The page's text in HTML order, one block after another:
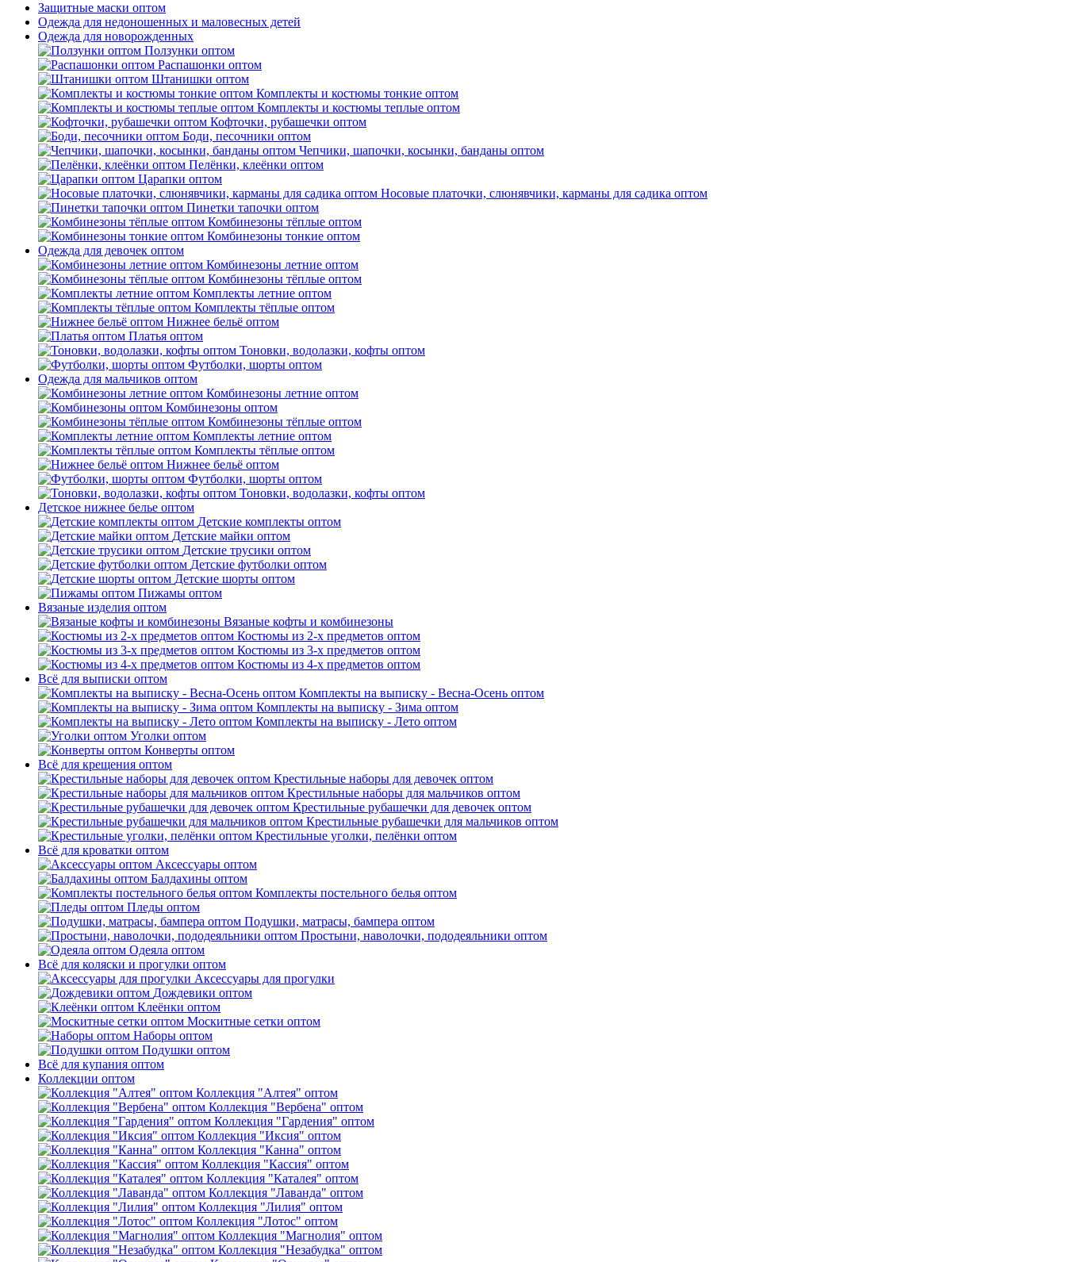
Защитные маски оптом
Одежда для недоношенных и маловесных детей
Одежда для новорожденных
Ползунки оптом
Распашонки оптом
Штанишки оптом
Комплекты и костюмы тонкие оптом
Комплекты и костюмы теплые оптом
Кофточки, рубашечки оптом
Боди, песочники оптом
Чепчики, шапочки, косынки, банданы оптом
Пелёнки, клеёнки оптом
Царапки оптом
Носовые платочки, слюнявчики, карманы для садика оптом
Пинетки тапочки оптом
Комбинезоны тёплые оптом
Комбинезоны тонкие оптом
Одежда для девочек оптом
Комбинезоны летние оптом
Комбинезоны тёплые оптом
Комплекты летние оптом
Комплекты тёплые оптом
Нижнее бельё оптом
Платья оптом
Тоновки, водолазки, кофты оптом
Футболки, шорты оптом
Одежда для мальчиков оптом
Комбинезоны летние оптом
Комбинезоны оптом
Комбинезоны тёплые оптом
Комплекты летние оптом
Комплекты тёплые оптом
Нижнее бельё оптом
Футболки, шорты оптом
Тоновки, водолазки, кофты оптом
Детское нижнее белье оптом
Детские комплекты оптом
Детские майки оптом
Детские трусики оптом
Детские футболки оптом
Детские шорты оптом
Пижамы оптом
Вязаные изделия оптом
Вязаные кофты и комбинезоны
Костюмы из 2-х предметов оптом
Костюмы из 3-х предметов оптом
Костюмы из 4-х предметов оптом
Всё для выписки оптом
Комплекты на выписку - Весна-Осень оптом
Комплекты на выписку - Зима оптом
Комплекты на выписку - Лето оптом
Уголки оптом
Конверты оптом
Всё для крещения оптом
Крестильные наборы для девочек оптом
Крестильные наборы для мальчиков оптом
Крестильные рубашечки для девочек оптом
Крестильные рубашечки для мальчиков оптом
Крестильные уголки, пелёнки оптом
Всё для кроватки оптом
Аксессуары оптом
Балдахины оптом
Комплекты постельного белья оптом
Пледы оптом
Подушки, матрасы, бампера оптом
Простыни, наволочки, пододеяльники оптом
Одеяла оптом
Всё для коляски и прогулки оптом
Аксессуары для прогулки
Дождевики оптом
Клеёнки оптом
Москитные сетки оптом
Наборы оптом
Подушки оптом
Всё для купания оптом
Коллекции оптом
Коллекция "Алтея" оптом
Коллекция "Вербена" оптом
Коллекция "Гардения" оптом
Коллекция "Иксия" оптом
Коллекция "Канна" оптом
Коллекция "Кассия" оптом
Коллекция "Каталея" оптом
Коллекция "Лаванда" оптом
Коллекция "Лилия" оптом
Коллекция "Лотос" оптом
Коллекция "Магнолия" оптом
Коллекция "Незабудка" оптом